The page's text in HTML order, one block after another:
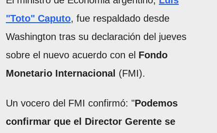
"Toto" Caputo, fue respaldado desde
Washington tras su declaración del jueves
sobre el nuevo acuerdo con el Fondo
Monetario Internacional (FMI).
Un vocero del FMI confirmó: "Podemos
confirmar que el Director Gerente se